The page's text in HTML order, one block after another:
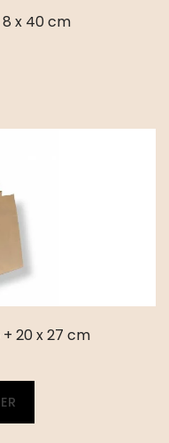
8 x 40 cm
20 x 27 cm